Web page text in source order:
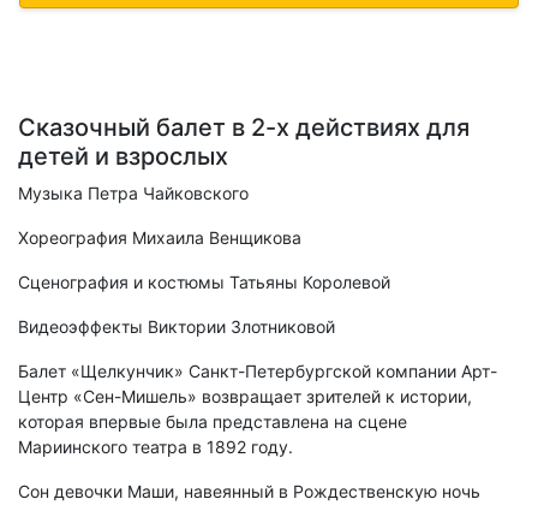
Сказочный балет в 2-х действиях для
детей и взрослых
Музыка Петра Чайковского
Хореография Михаила Венщикова
Сценография и костюмы Татьяны Королевой
Видеоэффекты Виктории Злотниковой
Балет «Щелкунчик» Санкт-Петербургской компании Арт-
Центр «Сен-Мишель» возвращает зрителей к истории,
которая впервые была представлена на сцене
Мариинского театра в 1892 году.
Сон девочки Маши, навеянный в Рождественскую ночь